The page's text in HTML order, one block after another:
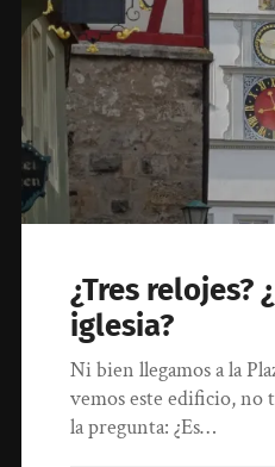
¿Tres relojes?
iglesia?
Ni bien llegamos a la
vemos este edificio, no
la pregunta: ¿Es…